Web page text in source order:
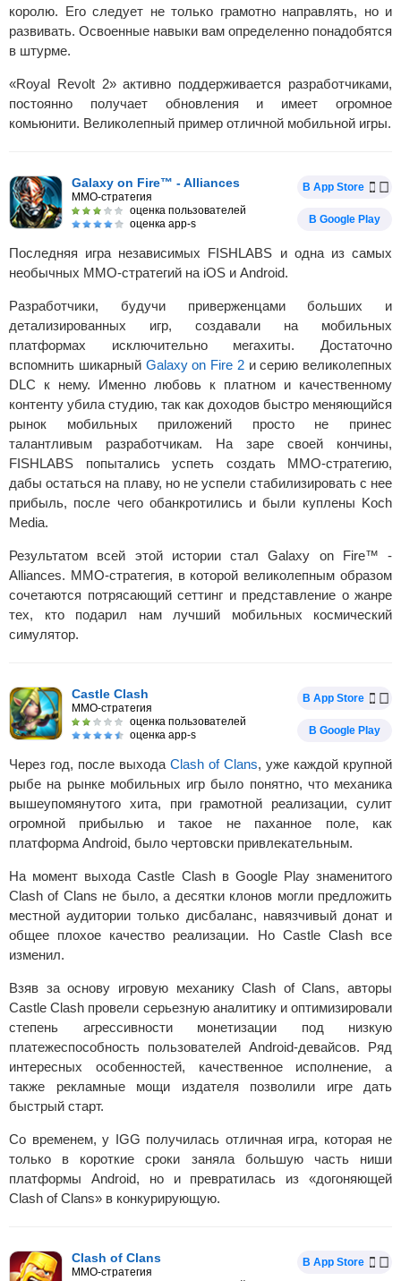
королю. Его следует не только грамотно направлять, но и
развивать. Освоенные навыки вам определенно понадобятся
в штурме.
«Royal Revolt 2» активно поддерживается разработчиками,
постоянно получает обновления и имеет огромное
комьюнити. Великолепный пример отличной мобильной игры.
Galaxy on Fire™ - Alliances
MMO-стратегия
оценка пользователей
оценка app-s
В App Store
В Google Play
Последняя игра независимых FISHLABS и одна из самых
необычных MMO-стратегий на iOS и Android.
Разработчики, будучи приверженцами больших и
детализированных игр, создавали на мобильных
платформах исключительно мегахиты. Достаточно
вспомнить шикарный Galaxy on Fire 2и серию великолепных
DLC к нему. Именно любовь к платном и качественному
контенту убила студию, так как доходов быстро меняющийся
рынок мобильных приложений просто не принес
талантливым разработчикам. На заре своей кончины,
FISHLABS попытались успеть создать MMO-стратегию,
дабы остаться на плаву, но не успели стабилизировать с нее
прибыль, после чего обанкротились и были куплены Koch
Media.
Результатом всей этой истории стал Galaxy on Fire™ -
Alliances. MMO-стратегия, в которой великолепным образом
сочетаются потрясающий сеттинг и представление о жанре
тех, кто подарил нам лучший мобильных космический
симулятор.
Castle Clash
MMO-стратегия
оценка пользователей
оценка app-s
В App Store
В Google Play
Через год, после выхода Clash of Clans, уже каждой крупной
рыбе на рынке мобильных игр было понятно, что механика
вышеупомянутого хита, при грамотной реализации, сулит
огромной прибылью и такое не паханное поле, как
платформа Android, было чертовски привлекательным.
На момент выхода Castle Clash в Google Play знаменитого
Clash of Clans не было, а десятки клонов могли предложить
местной аудитории только дисбаланс, навязчивый донат и
общее плохое качество реализации. Но Castle Clash все
изменил.
Взяв за основу игровую механику Clash of Clans, авторы
Castle Clash провели серьезную аналитику и оптимизировали
степень агрессивности монетизации под низкую
платежеспособность пользователей Android-девайсов. Ряд
интересных особенностей, качественное исполнение, а
также рекламные мощи издателя позволили игре дать
быстрый старт.
Со временем, у IGG получилась отличная игра, которая не
только в короткие сроки заняла большую часть ниши
платформы Android, но и превратилась из «догоняющей
Clash of Clans» в конкурирующую.
Clash of Clans
MMO-стратегия
В App Store